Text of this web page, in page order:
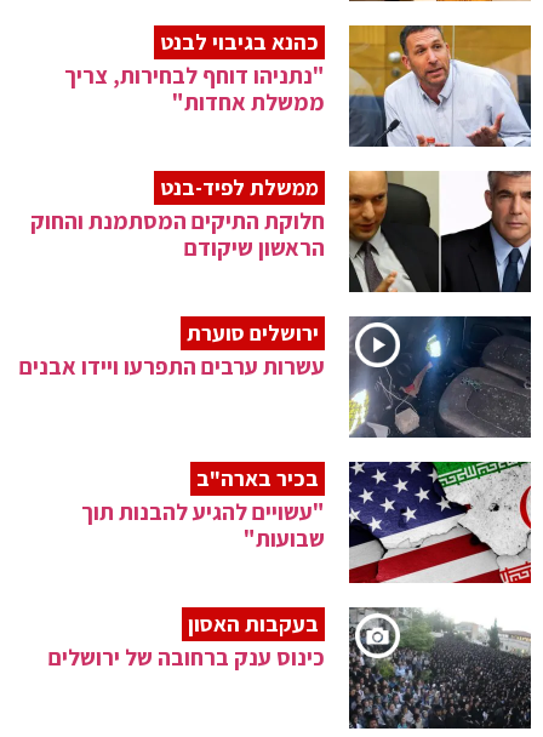
כהנא בגיבוי לבנט
"נתניהו דוחף לבחירות, צריך
ממשלת אחדות"
ממשלת לפיד-בנט
חלוקת התיקים המסתמנת והחוק
הראשון שיקודם
ירושלים סוערת
עשרות ערבים התפרעו ויידו אבנים
בכיר בארה"ב
"עשויים להגיע להבנות תוך
שבועות"
בעקבות האסון
כינוס ענק ברחובה של ירושלים